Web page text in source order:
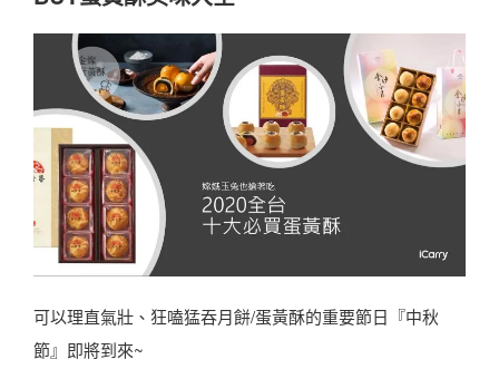
可以理直氣壯、狂嗑猛吞月餅/蛋黃酥的重要節日『中秋
節』即將到來~